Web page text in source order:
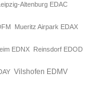
Leipzig-Altenburg EDAC
Mueritz Airpark EDAX
EDNX Reinsdorf EDOD
Vilshofen EDMV